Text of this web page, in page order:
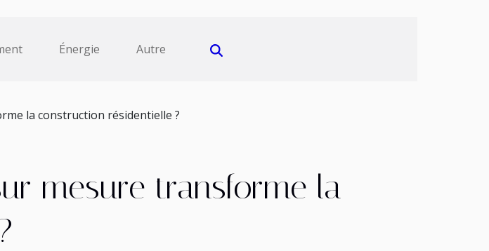
Énergie Autre
la construction résidentielle ?
mesure transforme la